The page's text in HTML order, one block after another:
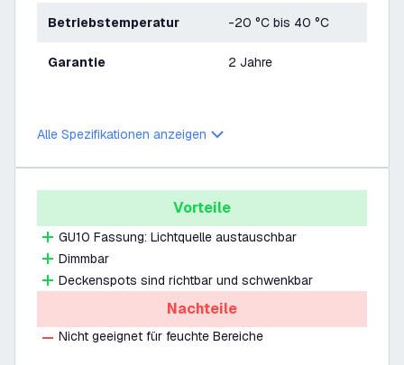
Betriebstemperatur -20 °C bis 40 °C
Garantie 2 Jahre
Alle Spezifikationen anzeigen
Vorteile
GU10 Fassung: Lichtquelle austauschbar
Dimmbar
Deckenspots sind richtbar und schwenkbar
Nachteile
Nicht geeignet für feuchte Bereiche